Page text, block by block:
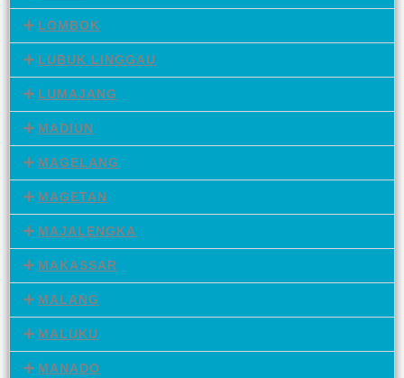
LOMBOK
LUBUK LINGGAU
LUMAJANG
MADIUN
MAGELANG
MAGETAN
MAJALENGKA
MAKASSAR
MALANG
MALUKU
MANADO